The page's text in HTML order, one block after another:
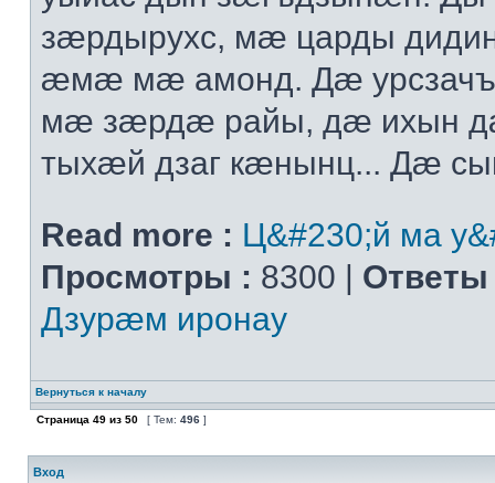
зæрдырухс, мæ царды
æмæ мæ амонд. Дæ
мæ зæрдæ райы, дæ ихын
тыхæй дзаг кæнынц... Дæ
Read more : Ц&#230;й ма
Просмотры : 8300 | Ответы
Дзурæм иронау
Вернуться к началу
Страница 49 из 50 [ Тем: 496 ]
Вход